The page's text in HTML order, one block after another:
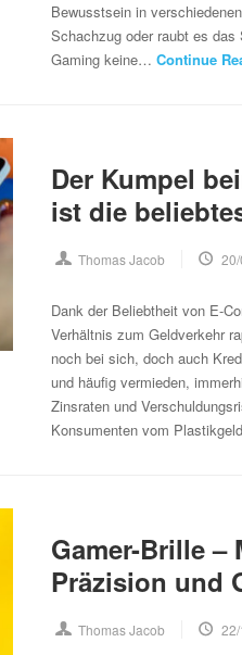
Bewusstsein in
Schachzug oder raubt es
Gaming keine…Continue
Der Kumpel
ist die
Thomas Jacob
Dank der Beliebtheit von E-
Verhältnis zum Geldverkehr
noch bei sich, doch auch
und häufig vermieden,
Zinsraten und
Konsumenten vom
Gamer-Brille
Präzision und
Thomas Jacob